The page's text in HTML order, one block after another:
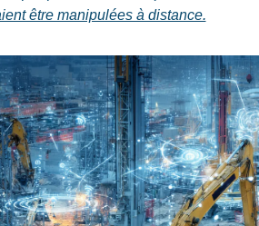
être manipulées à distance.